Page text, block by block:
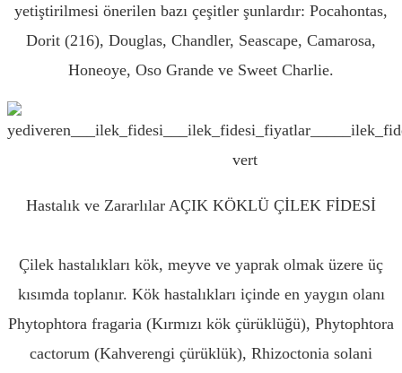
yetiştirilmesi önerilen bazı çeşitler şunlardır: Pocahontas,
Dorit (216), Douglas, Chandler, Seascape, Camarosa,
Honeoye, Oso Grande ve Sweet Charlie.
Hastalık ve Zararlılar AÇIK KÖKLÜ ÇİLEK FİDESİ
Çilek hastalıkları kök, meyve ve yaprak olmak üzere üç
kısımda toplanır. Kök hastalıkları içinde en yaygın olanı
Phytophtora fragaria (Kırmızı kök çürüklüğü), Phytophtora
cactorum (Kahverengi çürüklük), Rhizoctonia solani